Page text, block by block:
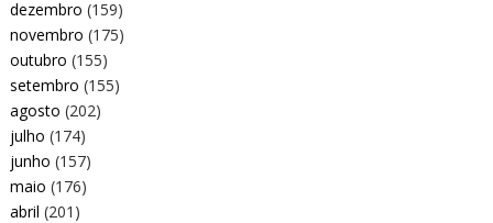
dezembro (159)
novembro (175)
outubro (155)
setembro (155)
agosto (202)
julho (174)
junho (157)
maio (176)
abril (201)